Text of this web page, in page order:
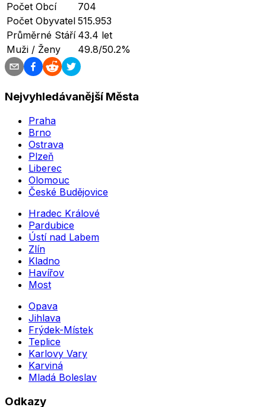
Počet Obcí
704
Počet Obyvatel 515.953
Průměrné Stáří 43.4 let
Muži / Ženy
49.8/50.2%
Nejvyhledávanější Města
Praha
Brno
Ostrava
Plzeň
Liberec
Olomouc
České Budějovice
Hradec Králové
Pardubice
Ústí nad Labem
Zlín
Kladno
Havířov
Most
Opava
Jihlava
Frýdek-Místek
Teplice
Karlovy Vary
Karviná
Mladá Boleslav
Odkazy